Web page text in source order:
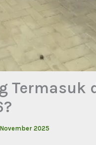
Termasuk
2025